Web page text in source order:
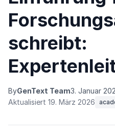
schreibt:
ByGenText Team3. Januar
Aktualisiert 19. März 2026